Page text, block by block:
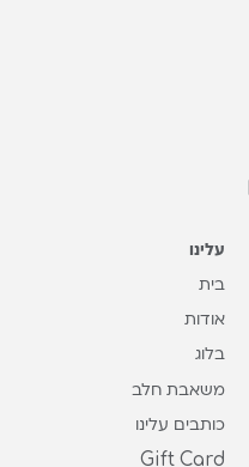
עלינו
בית
אודות
בלוג
משאבת חלב
כותבים עלינו
Gift Card